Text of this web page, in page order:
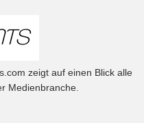
zeigt auf einen Blick alle
Medienbranche.